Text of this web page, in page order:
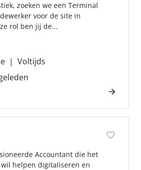
zoeken we een Terminal
voor de site in
rol ben jij de...
Voltijds
Accountant die het
helpen digitaliseren en